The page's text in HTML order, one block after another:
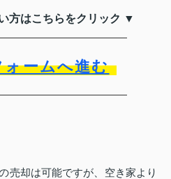
方はこちらをクリック ▼
ォームへ進む
売却は可能ですが、空き家より